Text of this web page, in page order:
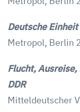
Deutsche
Metropol, Berlin
Flucht,
DDR
Mitteldeutscher